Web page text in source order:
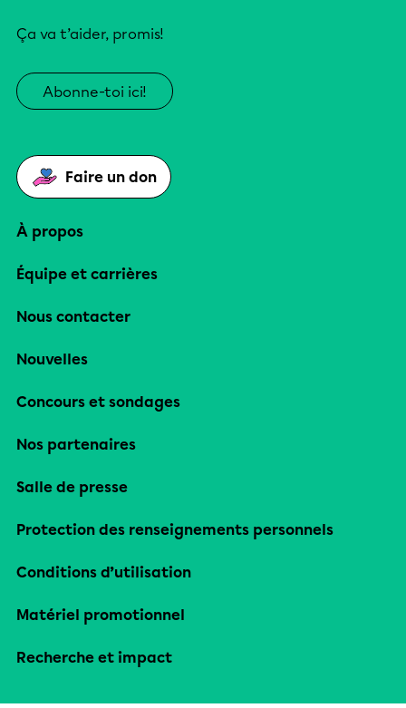
Ça va t’aider, promis!
Abonne-toi ici!
Faire un don
À propos
Équipe et carrières
Nous contacter
Nouvelles
Concours et sondages
Nos partenaires
Salle de presse
Protection des renseignements personnels
Conditions d’utilisation
Matériel promotionnel
Recherche et impact